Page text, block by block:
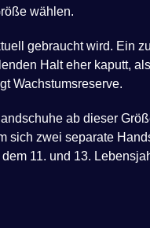
wählen.
gebraucht wird. Ein
Halt eher kaputt,
Wachstumsreserve.
ab dieser
sich zwei separate
11. und 13.